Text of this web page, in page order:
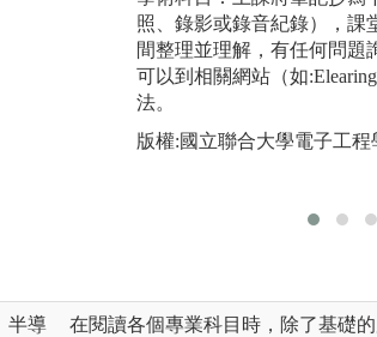
關的學術會議，除了可提升學生的
可使學生了解國內相關的研究活動
各學校的研究成果與特色，增加學
其材料相關見識的廣度。
圖解:參與國際學術會議
照、錄影或錄音紀錄），課
間整理並理解，有任何問題
可以到相關網站（如
法。
版權:國立聯合大學電子工程
半導
在閱讀各個專業科目時，除了基礎